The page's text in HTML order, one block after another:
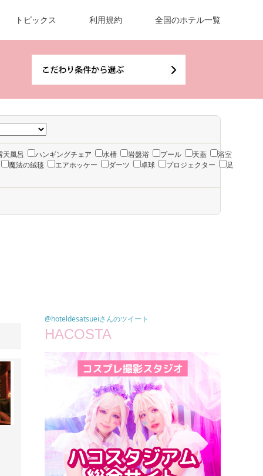
トピックス 利用規約 全国のホテル一覧
天風呂 ハンギングチェア 水槽 岩盤浴 プール 天蓋
浴室
魔法の絨毯 エアホッケー ダーツ 卓球 プロジェクター
足
@hoteldesatsueiさんのツイート
HACOSTA